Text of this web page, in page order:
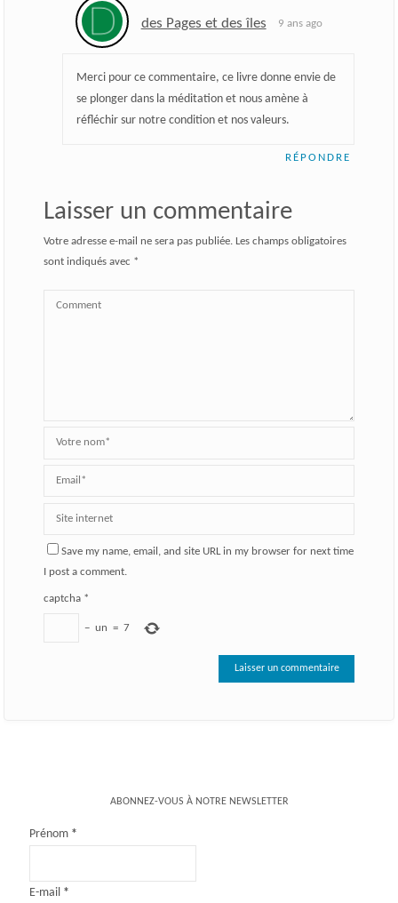
des Pages et des îles 9 ans ago
Merci pour ce commentaire, ce livre donne envie de
se plonger dans la méditation et nous amène à
réfléchir sur notre condition et nos valeurs.
RÉPONDRE
Laisser un commentaire
Votre adresse e-mail ne sera pas publiée. Les champs obligatoires
sont indiqués avec *
Save my name, email, and site URL in my browser for next time
I post a comment.
captcha*
− un = 7
ABONNEZ-VOUS À NOTRE NEWSLETTER
Prénom *
E-mail *